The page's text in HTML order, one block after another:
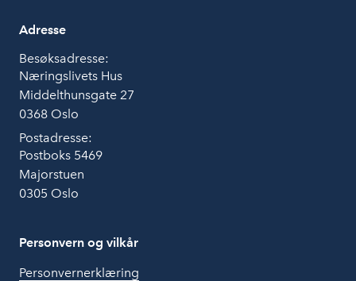
Adresse
Besøksadresse:
Næringslivets Hus
Middelthunsgate 27
0368 Oslo
Postadresse:
Postboks 5469
Majorstuen
0305 Oslo
Personvern og vilkår
Personvernerklæring